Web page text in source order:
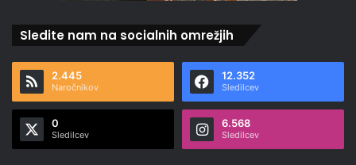
Sledite nam na socialnih omrežjih
2.445
Naročnikov
12.352
Sledilcev
0
Sledilcev
6.568
Sledilcev